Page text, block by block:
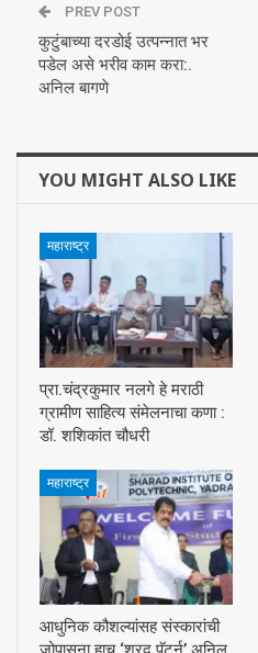
PREV POST
कुटुंबाच्या दरडोई उत्पन्नात भर
पडेल असे भरीव काम करा:.
अनिल बागणे
YOU MIGHT ALSO LIKE
महाराष्ट्र
प्रा.चंद्रकुमार नलगे हे मराठी
ग्रामीण साहित्य संमेलनाचा कणा :
डॉ. शशिकांत चौधरी
महाराष्ट्र
आधुनिक कौशल्यांसह संस्कारांची